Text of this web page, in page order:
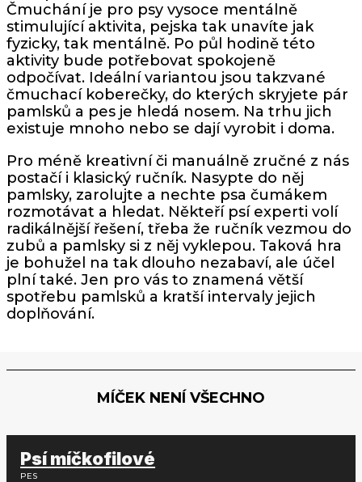
Čmuchání je pro psy vysoce mentálně
stimulující aktivita, pejska tak unavíte jak
fyzicky, tak mentálně. Po půl hodině této
aktivity bude potřebovat spokojeně
odpočívat. Ideální variantou jsou takzvané
čmuchací koberečky, do kterých skryjete pár
pamlsků a pes je hledá nosem. Na trhu jich
existuje mnoho nebo se dají vyrobit i doma.
Pro méně kreativní či manuálně zručné z nás
postačí i klasický ručník. Nasypte do něj
pamlsky, zarolujte a nechte psa čumákem
rozmotávat a hledat. Někteří psí experti volí
radikálnější řešení, třeba že ručník vezmou do
zubů a pamlsky si z něj vyklepou. Taková hra
je bohužel na tak dlouho nezabaví, ale účel
plní také. Jen pro vás to znamená větší
spotřebu pamlsků a kratší intervaly jejich
doplňování.
MÍČEK NENÍ VŠECHNO
Psí míčkofilové
PES